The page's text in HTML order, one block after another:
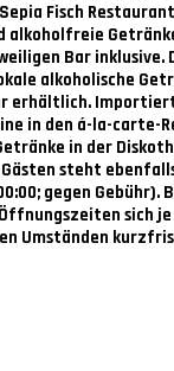
Fisch
alkoholfreie
Bar inklusive.
alkoholische
erhältlich.
in den á-la-carte-
in der
steht
gegen Gebühr).
sich
Umständen